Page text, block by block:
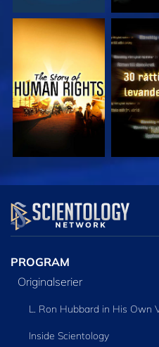
TITTA
TITTA
PROGRAM
Originalserier
L. Ron Hubbard in His Own
Inside Scientology